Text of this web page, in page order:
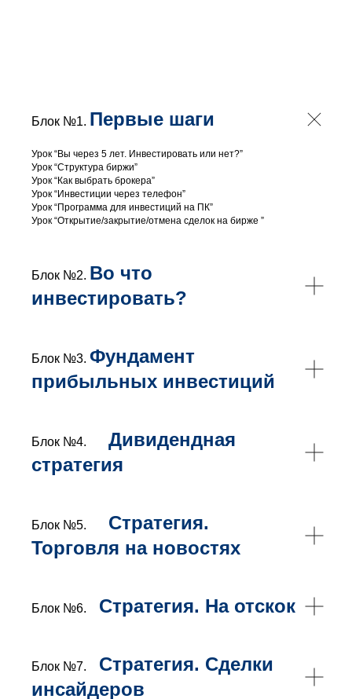
Блок №1. Первые шаги
Урок “Вы через 5 лет. Инвестировать или нет?”
Урок “Структура биржи”
Урок “Как выбрать брокера”
Урок “Инвестиции через телефон”
Урок “Программа для инвестиций на ПК”
Урок “Открытие/закрытие/отмена сделок на бирже ”
Блок №2. Во что
инвестировать?
Блок №3. Фундамент
прибыльных инвестиций
Блок №4. Дивидендная
стратегия
Блок №5. Стратегия.
Торговля на новостях
Блок №6. Стратегия. На отскок
Блок №7. Стратегия. Сделки
инсайдеров